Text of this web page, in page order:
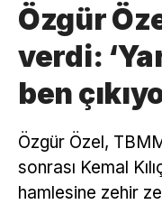
Özgür
verdi:
ben
Özgür Özel,
sonrası Kemal
hamlesine zehir